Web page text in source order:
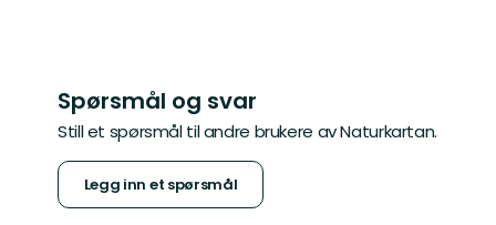
Spørsmål og svar
Still et spørsmål til andre brukere av Naturkartan.
Legg inn et spørsmål